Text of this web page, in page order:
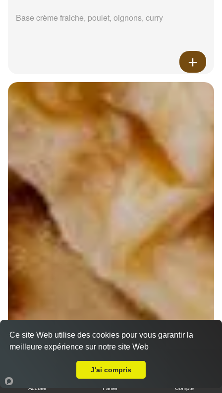
Base crème fraiche, poulet, oignons, curry
Accueil Panier Compte
Ce site Web utilise des cookies pour vous garantir la
meilleure expérience sur notre site Web
J'ai compris